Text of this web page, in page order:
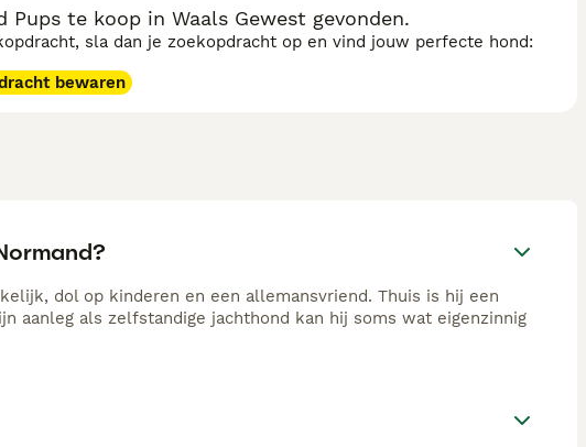
Pups te koop in Waals Gewest gevonden.
sla dan je zoekopdracht op en vind jouw perfecte hond:
bewaren
dol op kinderen en een allemansvriend. Thuis is hij een
aanleg als zelfstandige jachthond kan hij soms wat eigenzinnig